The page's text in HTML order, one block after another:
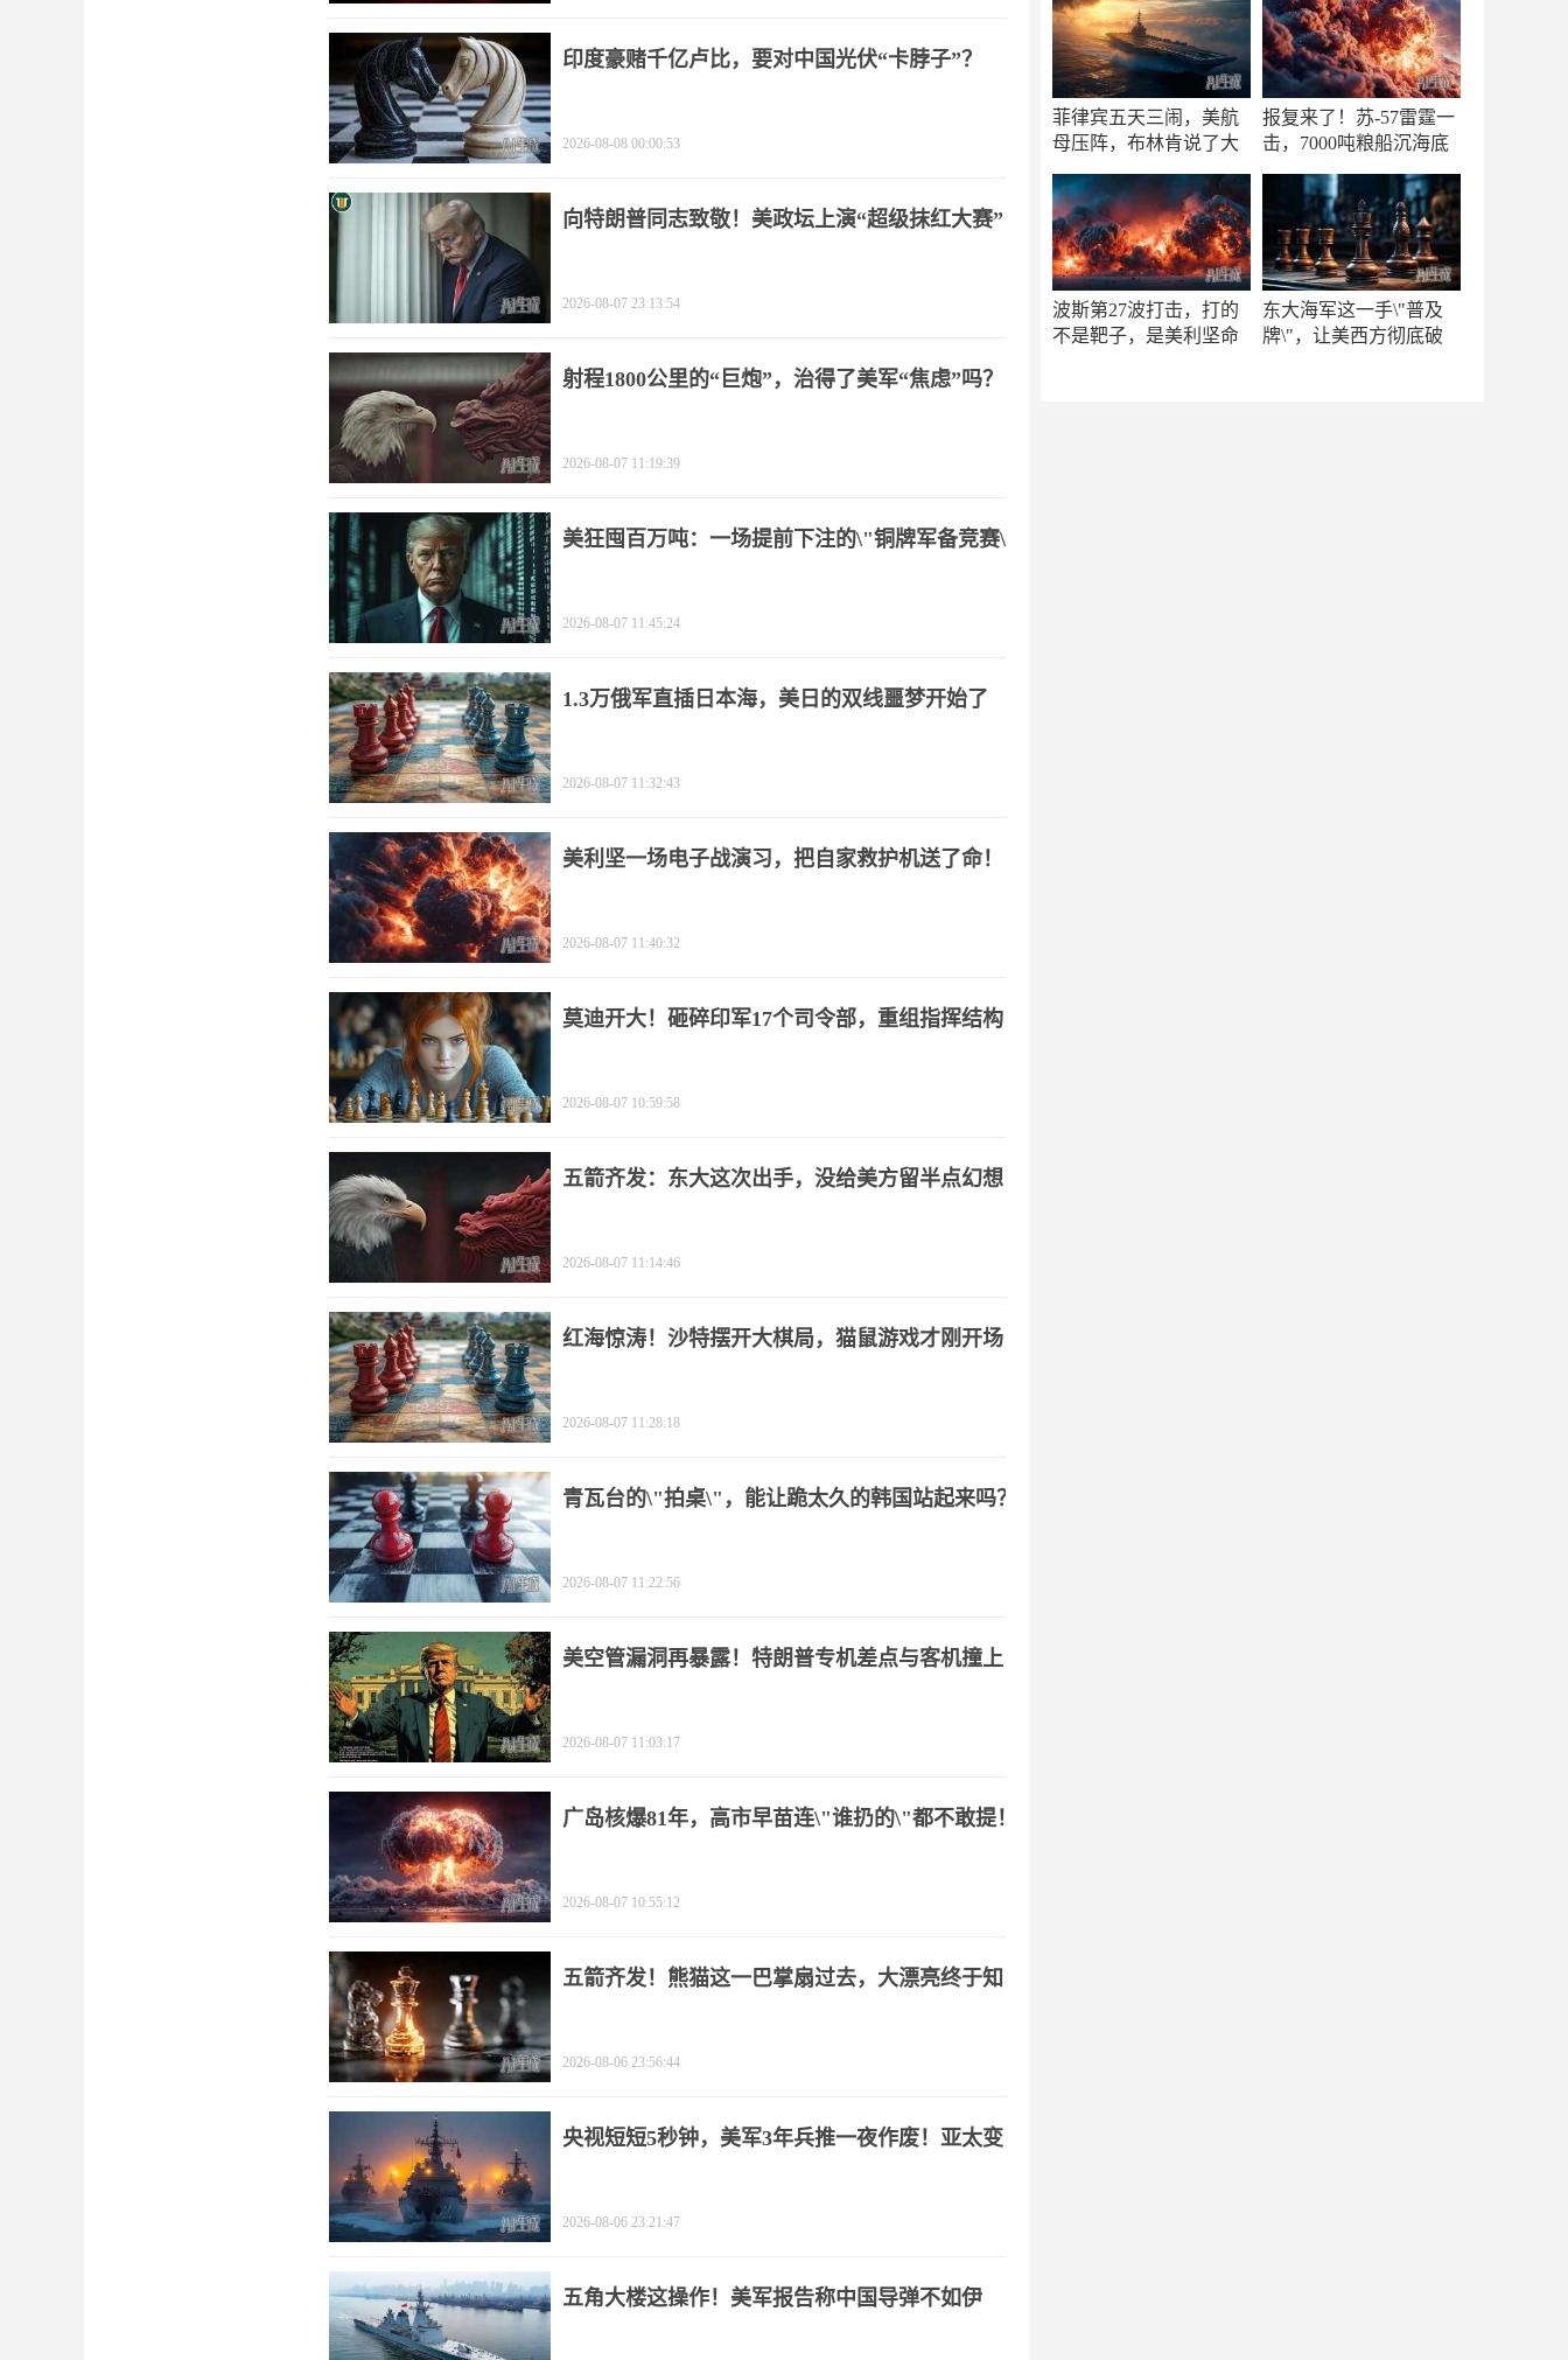
菲律宾五天三闹，美航
母压阵，布林肯说了大
报复来了！苏-57雷霆一
击，7000吨粮船沉海底
波斯第27波打击，打的
不是靶子，是美利坚命
东大海军这一手\"普及
牌\"，让美西方彻底破
印度豪赌千亿卢比，要对中国光伏“卡脖子”？
2026-08-08 00:00:53
向特朗普同志致敬！美政坛上演“超级抹红大赛”
2026-08-07 23:13:54
射程1800公里的“巨炮”，治得了美军“焦虑”吗？
2026-08-07 11:19:39
美狂囤百万吨：一场提前下注的\"铜牌军备竞赛\"
2026-08-07 11:45:24
1.3万俄军直插日本海，美日的双线噩梦开始了
2026-08-07 11:32:43
美利坚一场电子战演习，把自家救护机送了命！
2026-08-07 11:40:32
莫迪开大！砸碎印军17个司令部，重组指挥结构
2026-08-07 10:59:58
五箭齐发：东大这次出手，没给美方留半点幻想
2026-08-07 11:14:46
红海惊涛！沙特摆开大棋局，猫鼠游戏才刚开场
2026-08-07 11:28:18
青瓦台的\"拍桌\"，能让跪太久的韩国站起来吗？
2026-08-07 11:22:56
美空管漏洞再暴露！特朗普专机差点与客机撞上
2026-08-07 11:03:17
广岛核爆81年，高市早苗连\"谁扔的\"都不敢提！
2026-08-07 10:55:12
五箭齐发！熊猫这一巴掌扇过去，大漂亮终于知
2026-08-06 23:56:44
央视短短5秒钟，美军3年兵推一夜作废！亚太变
2026-08-06 23:21:47
五角大楼这操作！美军报告称中国导弹不如伊